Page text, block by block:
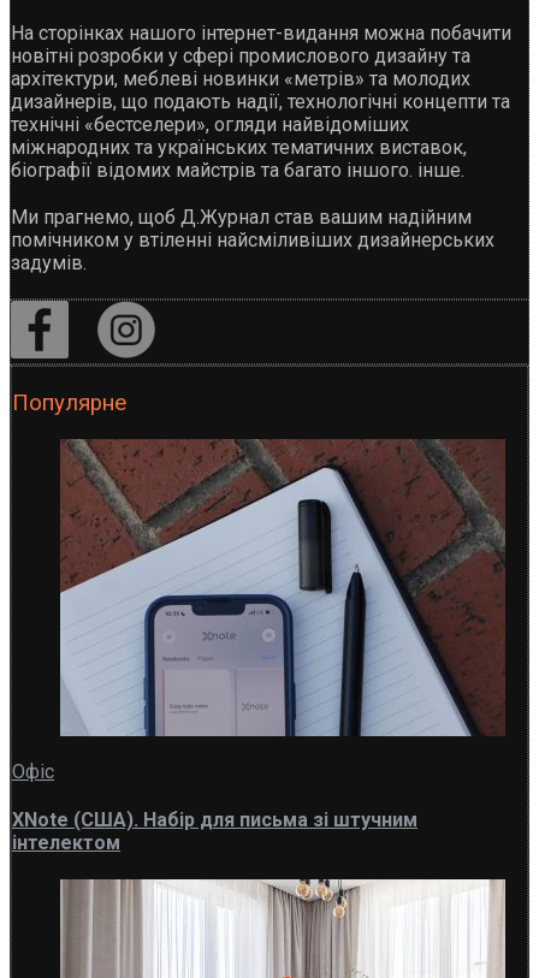
На сторінках нашого інтернет-видання можна побачити
новітні розробки у сфері промислового дизайну та
архітектури, меблеві новинки «метрів» та молодих
дизайнерів, що подають надії, технологічні концепти та
технічні «бестселери», огляди найвідоміших
міжнародних та українських тематичних виставок,
біографії відомих майстрів та багато іншого. інше.
Ми прагнемо, щоб Д.Журнал став вашим надійним
помічником у втіленні найсміливіших дизайнерських
задумів.
Популярне
Офіс
XNote (США). Набір для письма зі штучним
інтелектом